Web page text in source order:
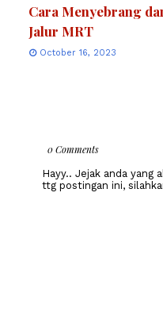
Cara Menyebrang
Jalur MRT
October 16, 2023
0 Comments
Hayy.. Jejak anda yang
ttg postingan ini,